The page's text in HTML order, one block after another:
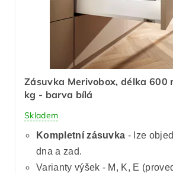
Zásuvka Merivobox, délka 600
kg - barva bílá
Skladem
Kompletní zásuvka - lze
dna a zad.
Varianty výšek - M, K, E